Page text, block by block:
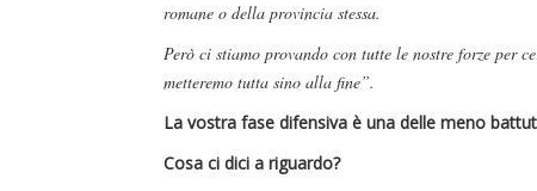
romane o della provincia stessa.
Però ci stiamo provando con tutte le nostre forze per
metteremo tutta sino alla fine”.
La vostra fase difensiva è una delle meno
Cosa ci dici a riguardo?